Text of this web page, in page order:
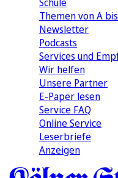
Themen von A
Newsletter
Podcasts
Services und
Wir helfen
Unsere Partner
E-Paper lesen
Service FAQ
Online Service
Leserbriefe
Anzeigen